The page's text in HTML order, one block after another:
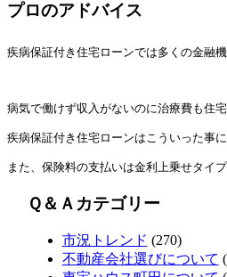
プロのアドバイス
疾病保証付き住宅ローンでは多くの金融
病気で働けず収入がないのに治療費も住
疾病保証付き住宅ローンはこういった事
また、保険料の支払いは金利上乗せタイ
Ｑ＆Ａカテゴリー
市況トレンド (270)
不動産会社選びについて